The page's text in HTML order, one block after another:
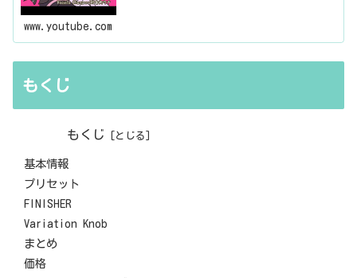
www.youtube.com
もくじ
もくじ
基本情報
プリセット
FINISHER
Variation Knob
まとめ
価格